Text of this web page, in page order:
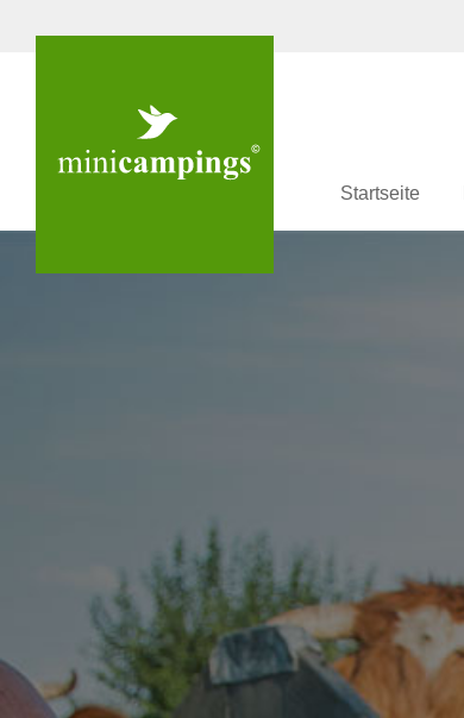
Startseite